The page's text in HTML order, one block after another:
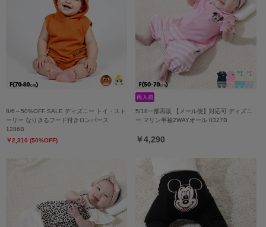
8/6～50%OFF SALE ディズニー トイ・スト
ーリー なりきるフード付きロンパース
1286B
￥2,310 (50%OFF)
5/18一部再販 【メール便】対応可 ディズニ
ー マリン半袖2WAYオール 0327B
￥4,290